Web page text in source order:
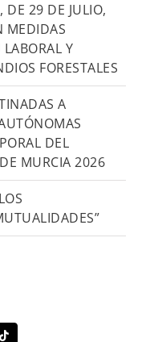
DE 29 DE JULIO,
MEDIDAS
Y
FORESTALES
A
DEL
MURCIA 2026